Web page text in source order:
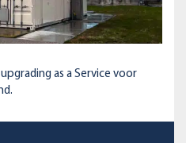
as a Service voor